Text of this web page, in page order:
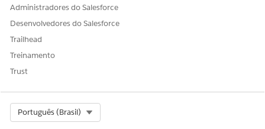
Administradores do Salesforce
Desenvolvedores do Salesforce
Trailhead
Treinamento
Trust
Português (Brasil)